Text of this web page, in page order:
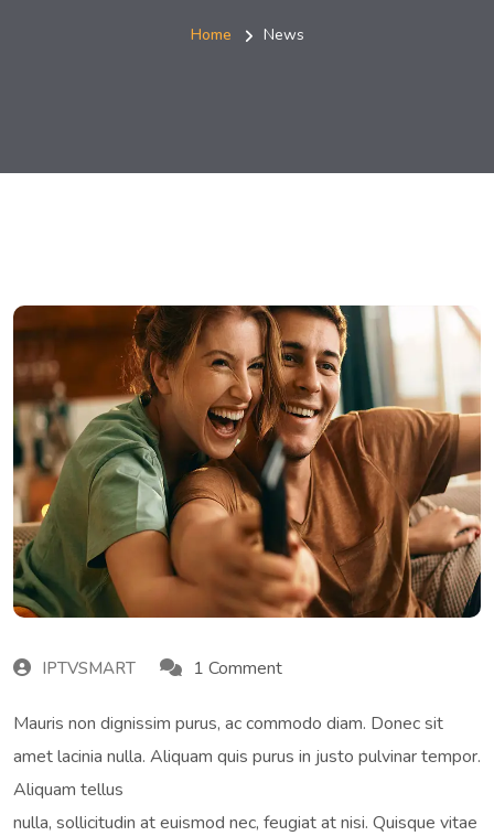
Home News
IPTVSMART 1 Comment
Mauris non dignissim purus, ac commodo diam. Donec sit
amet lacinia nulla. Aliquam quis purus in justo pulvinar tempor.
Aliquam tellus
nulla, sollicitudin at euismod nec, feugiat at nisi. Quisque vitae